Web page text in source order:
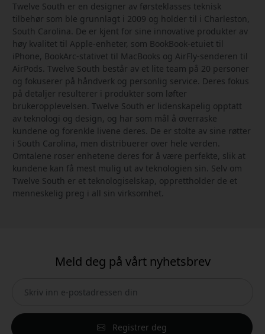
Twelve South er en designer av førsteklasses teknisk
tilbehør som ble grunnlagt i 2009 og holder til i Charleston,
South Carolina. De er kjent for sine innovative produkter av
høy kvalitet til Apple-enheter, som BookBook-etuiet til
iPhone, BookArc-stativet til MacBooks og AirFly-senderen til
AirPods. Twelve South består av et lite team på 20 personer
og fokuserer på håndverk og personlig service. Deres fokus
på detaljer resulterer i produkter som løfter
brukeropplevelsen. Twelve South er lidenskapelig opptatt
av teknologi og design, og har som mål å overraske
kundene og forenkle livene deres. De er stolte av sine røtter
i South Carolina, men distribuerer over hele verden.
Omtalene roser enhetene deres for å være perfekte, slik at
kundene kan få mest mulig ut av teknologien sin. Selv om
Twelve South er et teknologiselskap, opprettholder de et
menneskelig preg i all sin virksomhet.
Meld deg på vårt nyhetsbrev
Registrer deg